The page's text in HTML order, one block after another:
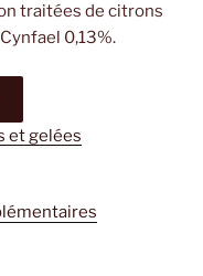
traitées de citrons
0,13%.
et gelées